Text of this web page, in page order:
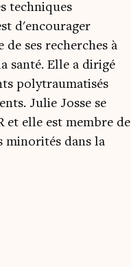
techniques
d'encourager
ses recherches à
santé. Elle a dirigé
polytraumatisés
Julie Josse se
et elle est membre de
minorités dans la